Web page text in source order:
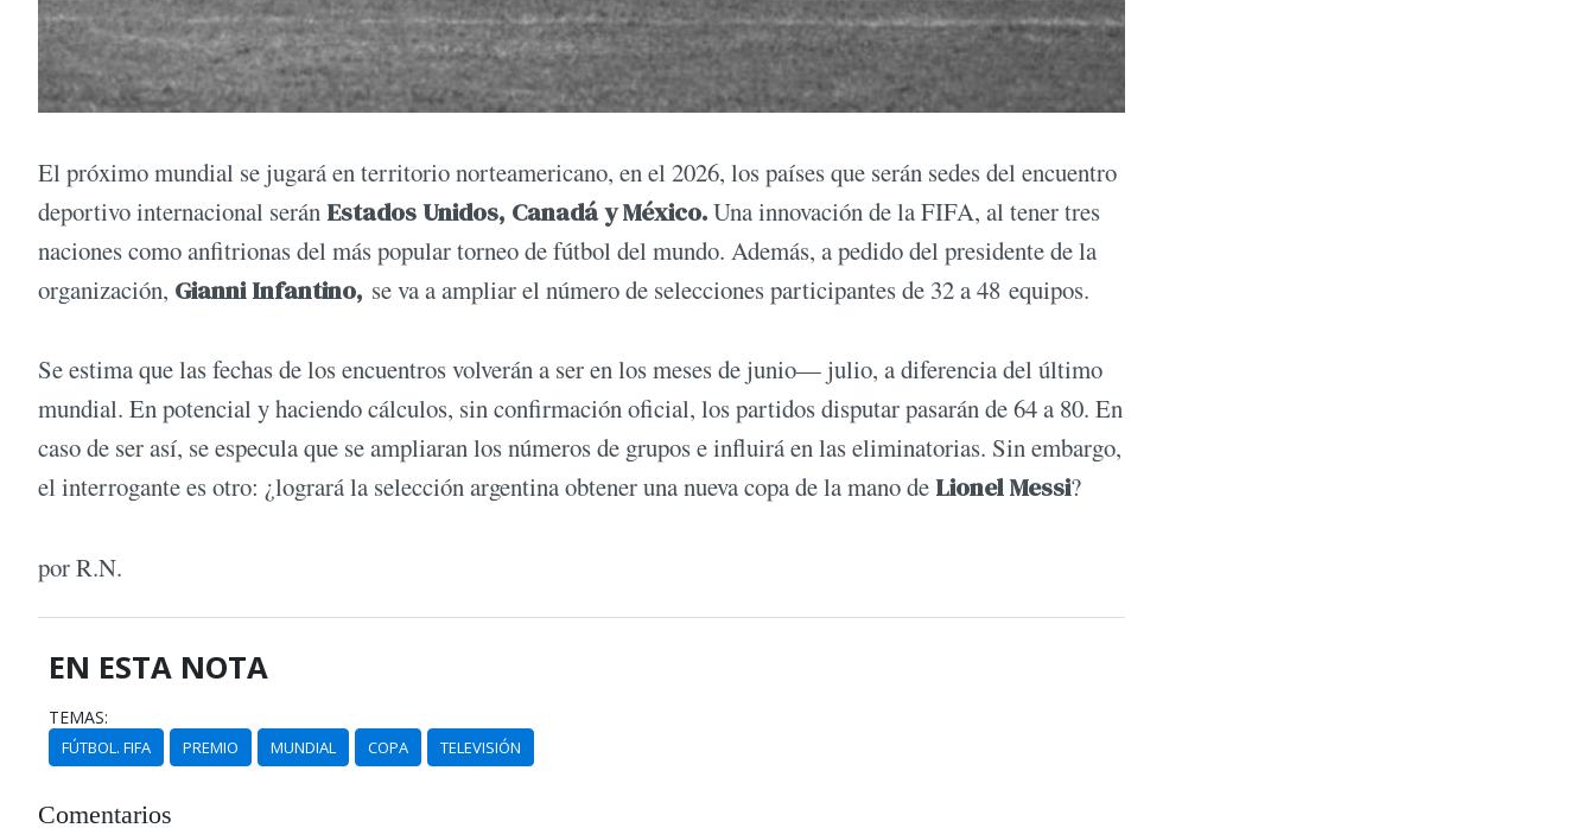
El próximo mundial se jugará en territorio norteamericano, en el 2026, los países que serán sedes del encuentro
deportivo internacional serán Estados Unidos, Canadá y México.Una innovación de la FIFA, al tener tres
naciones como anfitrionas del más popular torneo de fútbol del mundo. Además, a pedido del presidente de la
organización, Gianni Infantino, se va a ampliar el número de selecciones participantes de 32 a 48 equipos.
Se estima que las fechas de los encuentros volverán a ser en los meses de junio— julio, a diferencia del último
mundial. En potencial y haciendo cálculos, sin confirmación oficial, los partidos disputar pasarán de 64 a 80. En
caso de ser así, se especula que se ampliaran los números de grupos e influirá en las eliminatorias. Sin embargo,
el interrogante es otro: ¿logrará la selección argentina obtener una nueva copa de la mano de Lionel Messi?
por R.N.
EN ESTA NOTA
TEMAS:
FÚTBOL. FIFA PREMIO MUNDIAL COPA TELEVISIÓN
Comentarios